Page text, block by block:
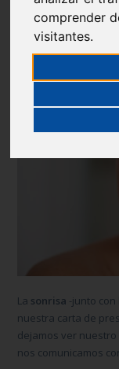
comprender
visitantes.
La
19 de June de 2018
La sonrisa -junto
nuestra carta de
dejamos ver
nos comunicamos